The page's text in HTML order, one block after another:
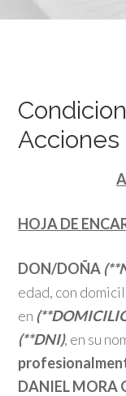
Acciones
HOJA DE
DON/DOÑA
edad, con
en
(**DNI), en su
DANIEL MORA